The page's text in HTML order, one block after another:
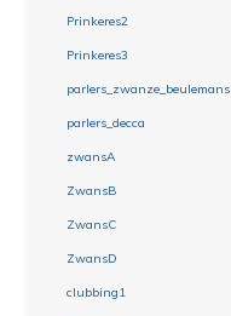
Prinkeres2
Prinkeres3
parlers_zwanze_beulemans
parlers_decca
zwansA
ZwansB
ZwansC
ZwansD
clubbing1